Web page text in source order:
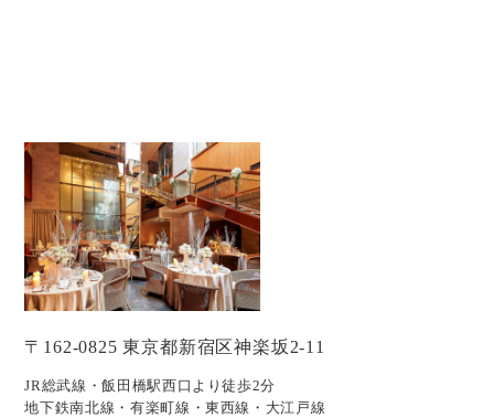
〒162-0825 東京都新宿区神楽坂2-11
JR総武線・飯田橋駅西口より徒歩2分
地下鉄南北線・有楽町線・東西線・大江戸線